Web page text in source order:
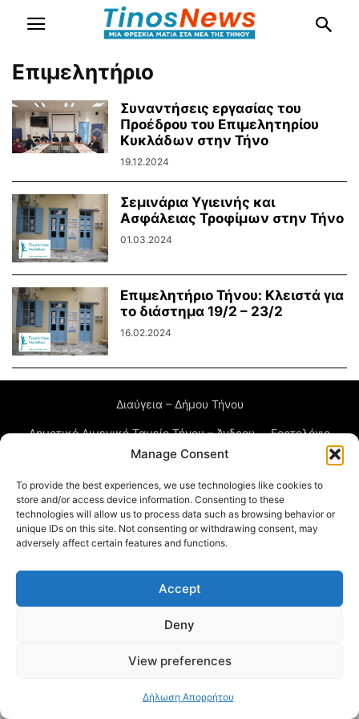
Manage Consent
To provide the best experiences, we use technologies like cookies to
store and/or access device information. Consenting to these
technologies will allow us to process data such as browsing behavior or
unique IDs on this site. Not consenting or withdrawing consent, may
adversely affect certain features and functions.
Accept
Deny
View preferences
Δήλωση Απορρήτου
Επιμελητήριο
Συναντήσεις εργασίας του
Προέδρου του Επιμελητηρίου
Κυκλάδων στην Τήνο
19.12.2024
Σεμινάρια Υγιεινής και
Ασφάλειας Τροφίμων στην Τήνο
01.03.2024
Επιμελητήριο Τήνου: Κλειστά για
το διάστημα 19/2 – 23/2
16.02.2024
Διαύγεια – Δήμου Τήνου
Δημοτικό Λιμενικό Ταμείο Τήνου – Άνδρου Εορτολόγιο
Tinos Island Live Webcamera Χάρτης Πλοίων
© 2026